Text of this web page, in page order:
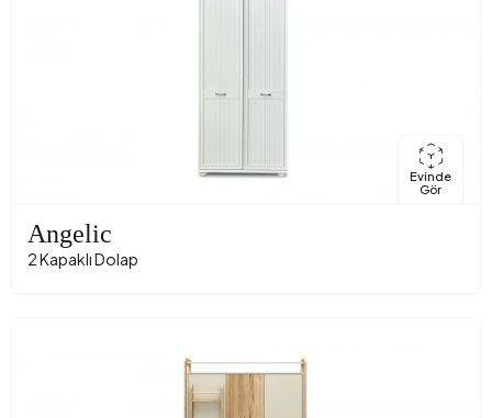
Evinde
Gör
Angelic
2 Kapaklı Dolap